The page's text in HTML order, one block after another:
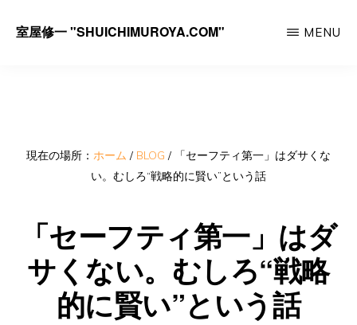
室屋修一 "SHUICHIMUROYA.COM"
ー
修
MENU
現在の場所： ホーム / BLOG / 「セーフティ第一」はダサくな
い。むしろ“戦略的に賢い”という話
「セーフティ第一」はダ
サくない。むしろ“戦略
的に賢い”という話